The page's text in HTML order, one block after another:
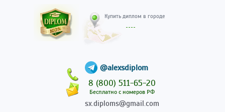
@alexsdiplom
8 (800) 511-65-20
Бесплатно с номеров РФ
sx.diploms@gmail.com